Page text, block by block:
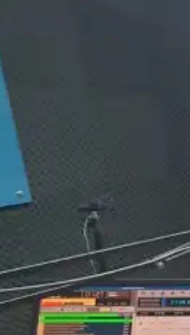
a agricultura local
em Foz do Iguaçu
de ruas e avenidas da